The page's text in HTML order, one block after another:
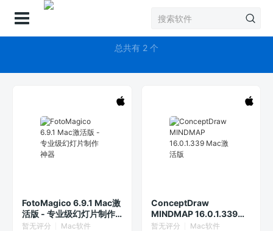
幻灯片制作
总共有 2 个
FotoMagico 6.9.1 Mac激
活版 - 专业级幻灯片制作
神器
暂无评分 Mac软件
ConceptDraw
MINDMAP 16.0.1.339
Mac激活版
暂无评分 Mac软件